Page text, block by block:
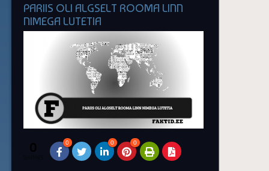
PARIIS OLI ALGSELT ROOMA LINN
NIMEGA LUTETIA
0 0 0 0